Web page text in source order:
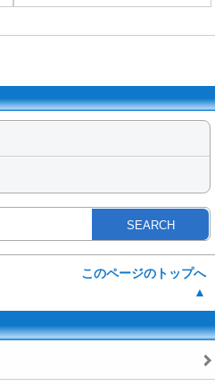
SEARCH
このページのトップへ
▲